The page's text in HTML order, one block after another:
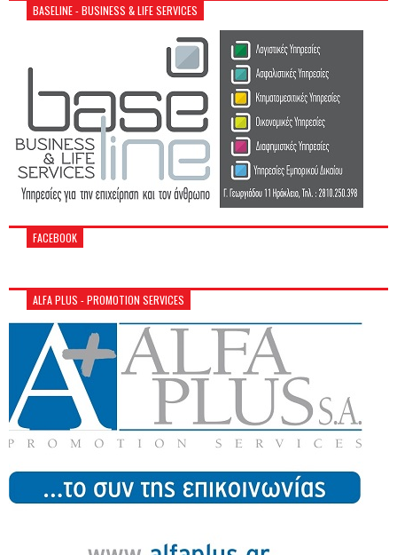
BASELINE - BUSINESS & LIFE SERVICES
FACEBOOK
ALFA PLUS - PROMOTION SERVICES